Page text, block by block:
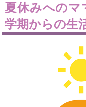
夏休みへのマ
学期からの生